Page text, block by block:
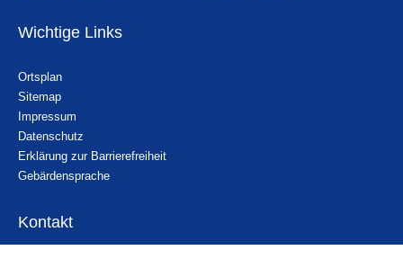
Wichtige Links
Ortsplan
Sitemap
Impressum
Datenschutz
Erklärung zur Barrierefreiheit
Gebärdensprache
Kontakt